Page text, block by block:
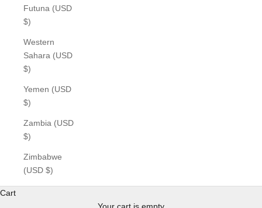
Futuna (USD
$)
Western
Sahara (USD
$)
Yemen (USD
$)
Zambia (USD
$)
Zimbabwe
(USD $)
Cart
Your cart is empty